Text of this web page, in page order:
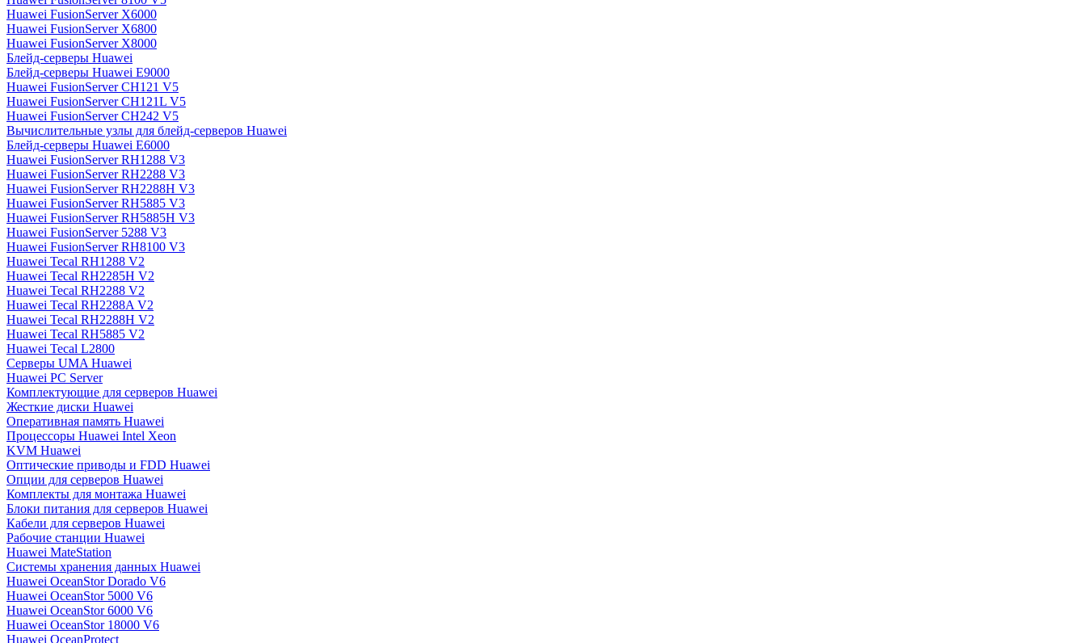
Huawei FusionServer X6000
Huawei FusionServer X6800
Huawei FusionServer X8000
Блейд-серверы Huawei
Блейд-серверы Huawei E9000
Huawei FusionServer CH121 V5
Huawei FusionServer CH121L V5
Huawei FusionServer CH242 V5
Вычислительные узлы для блейд-серверов Huawei
Блейд-серверы Huawei E6000
Huawei FusionServer RH1288 V3
Huawei FusionServer RH2288 V3
Huawei FusionServer RH2288H V3
Huawei FusionServer RH5885 V3
Huawei FusionServer RH5885H V3
Huawei FusionServer 5288 V3
Huawei FusionServer RH8100 V3
Huawei Tecal RH1288 V2
Huawei Tecal RH2285H V2
Huawei Tecal RH2288 V2
Huawei Tecal RH2288A V2
Huawei Tecal RH2288H V2
Huawei Tecal RH5885 V2
Huawei Tecal L2800
Серверы UMA Huawei
Huawei PC Server
Комплектующие для серверов Huawei
Жесткие диски Huawei
Оперативная память Huawei
Процессоры Huawei Intel Xeon
KVM Huawei
Оптические приводы и FDD Huawei
Опции для серверов Huawei
Комплекты для монтажа Huawei
Блоки питания для серверов Huawei
Кабели для серверов Huawei
Рабочие станции Huawei
Huawei MateStation
Системы хранения данных Huawei
Huawei OceanStor Dorado V6
Huawei OceanStor 5000 V6
Huawei OceanStor 6000 V6
Huawei OceanStor 18000 V6
Huawei OceanProtect